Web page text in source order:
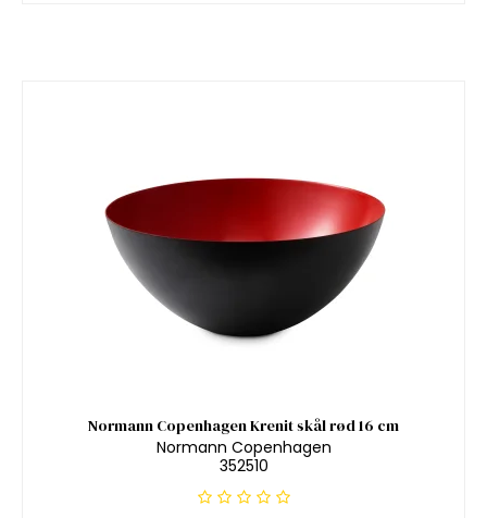
Normann Copenhagen Krenit skål rød 16 cm
Normann Copenhagen
352510